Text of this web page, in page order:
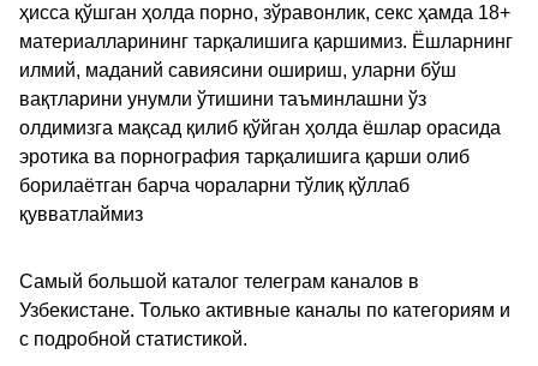
ҳисса қўшган ҳолда порно, зўравонлик, секс ҳамда 18+
материалларининг тарқалишига қаршимиз. Ёшларнинг
илмий, маданий савиясини ошириш, уларни бўш
вақтларини унумли ўтишини таъминлашни ўз
олдимизга мақсад қилиб қўйган ҳолда ёшлар орасида
эротика ва порнография тарқалишига қарши олиб
борилаётган барча чораларни тўлиқ қўллаб
қувватлаймиз
Самый большой каталог телеграм каналов в
Узбекистане. Только активные каналы по категориям и
с подробной статистикой.